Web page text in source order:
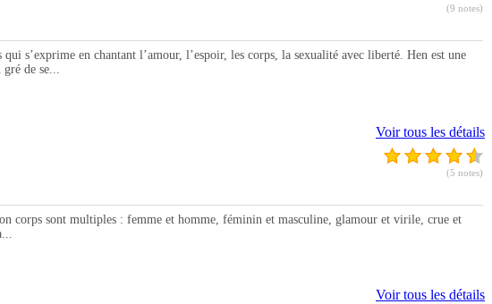
(9 notes)
s’exprime en chantant l’amour, l’espoir, les corps, la sexualité avec liberté. Hen est une
de se...
Voir tous les détails
(5 notes)
corps sont multiples : femme et homme, féminin et masculine, glamour et virile, crue et
Voir tous les détails